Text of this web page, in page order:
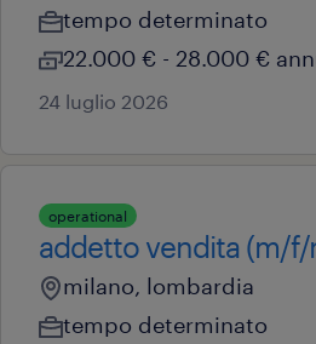
tempo determinato
22.000 € - 28.000 €
24 luglio 2026
operational
addetto vendita (m/f/
milano, lombardia
tempo determinato